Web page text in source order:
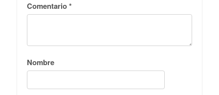
Comentario*
Nombre